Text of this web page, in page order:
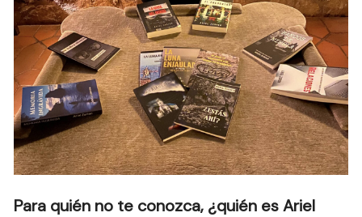
Para quién no te conozca, ¿quién es Ariel